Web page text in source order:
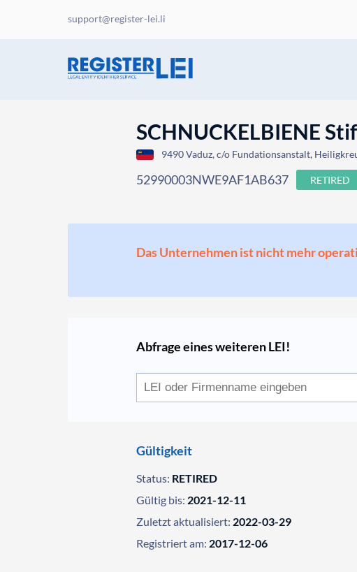
support@register-lei.li
SCHNUCKELBIENE
9490 Vaduz, c/o Fundationsanstalt,
52990003NWE9AF1AB637 RETIRED
Das Unternehmen ist nicht mehr
Abfrage eines weiteren LEI!
Gültigkeit
Status: RETIRED
Gültig bis: 2021-12-11
Zuletzt aktualisiert: 2022-03-29
Registriert am: 2017-12-06